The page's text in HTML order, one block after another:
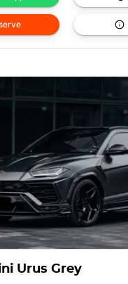
Urus Grey